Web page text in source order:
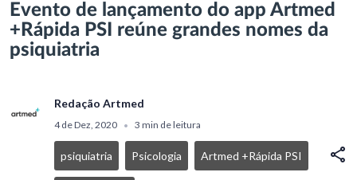
Evento de lançamento do app Artmed
+Rápida PSI reúne grandes nomes da
psiquiatria
Redação Artmed
4 de Dez, 2020 • 3 min de leitura
psiquiatria Psicologia Artmed +Rápida PSI